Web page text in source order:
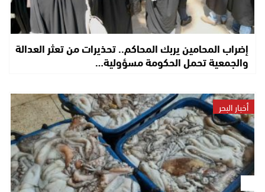
إضراب المحامين يربك المحاكم.. تحذيرات من تعثر العدالة
والجمعية تحمل الحكومة مسؤولية…
أخبار البحر